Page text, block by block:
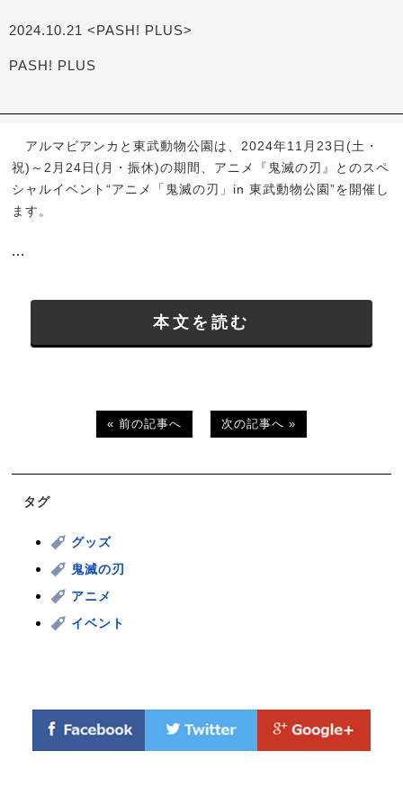
2024.10.21 <PASH! PLUS>
PASH! PLUS
アルマビアンカと東武動物公園は、2024年11月23日(土・
祝)～2月24日(月・振休)の期間、アニメ『鬼滅の刃』とのスペ
シャルイベント“アニメ「鬼滅の刃」in 東武動物公園”を開催し
ます。
...
本文を読む
« 前の記事へ 次の記事へ »
タグ
グッズ
鬼滅の刃
アニメ
イベント